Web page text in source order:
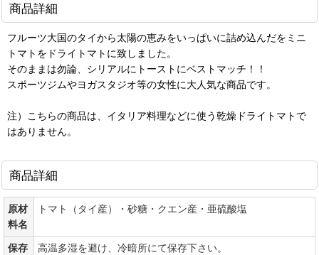
商品詳細
フルーツ大国のタイから太陽の恵みをいっぱいに詰め込んだをミニ
トマトをドライトマトに致しました。
そのままは勿論、シリアルにトーストにベストマッチ！！
スポーツジムやヨガスタジオ等の女性に大人気な商品です。
注）こちらの商品は、イタリア料理などに使う乾燥ドライトマトで
はありません。
商品詳細
原材
料名
トマト（タイ産）・砂糖・クエン産・亜硫酸塩
保存
高温多湿を避け、冷暗所にて保存下さい。